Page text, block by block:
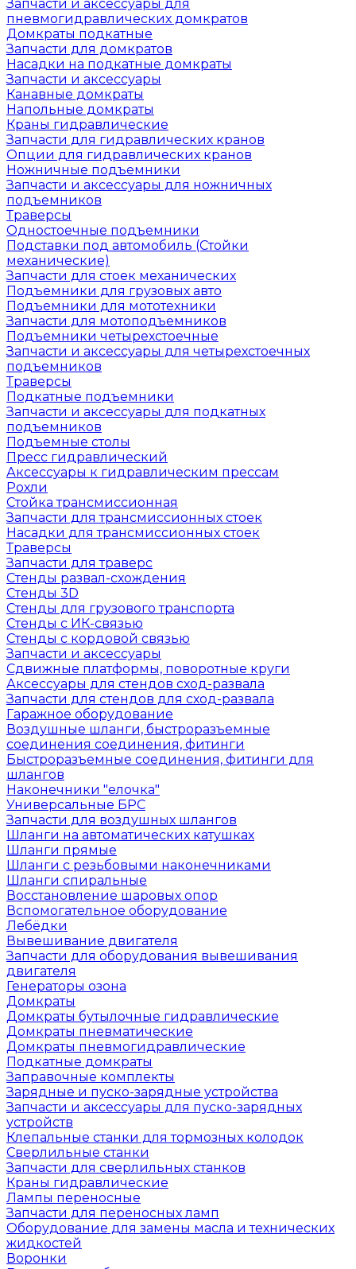
Запчасти и аксессуары для
пневмогидравлических домкратов
Домкраты подкатные
Запчасти для домкратов
Насадки на подкатные домкраты
Запчасти и аксессуары
Канавные домкраты
Напольные домкраты
Краны гидравлические
Запчасти для гидравлических кранов
Опции для гидравлических кранов
Ножничные подъемники
Запчасти и аксессуары для ножничных
подъемников
Траверсы
Одностоечные подъемники
Подставки под автомобиль (Стойки
механические)
Запчасти для стоек механических
Подъемники для грузовых авто
Подъемники для мототехники
Запчасти для мотоподъемников
Подъемники четырехстоечные
Запчасти и аксессуары для четырехстоечных
подъемников
Траверсы
Подкатные подъемники
Запчасти и аксессуары для подкатных
подъемников
Подъемные столы
Пресс гидравлический
Аксессуары к гидравлическим прессам
Рохли
Стойка трансмиссионная
Запчасти для трансмиссионных стоек
Насадки для трансмиссионных стоек
Траверсы
Запчасти для траверс
Стенды развал-схождения
Стенды 3D
Стенды для грузового транспорта
Стенды с ИК-связью
Стенды с кордовой связью
Запчасти и аксессуары
Сдвижные платформы, поворотные круги
Аксессуары для стендов сход-развала
Запчасти для стендов для сход-развала
Гаражное оборудование
Воздушные шланги, быстроразъемные
соединения соединения, фитинги
Быстроразъемные соединения, фитинги для
шлангов
Наконечники "елочка"
Универсальные БРС
Запчасти для воздушных шлангов
Шланги на автоматических катушках
Шланги прямые
Шланги с резьбовыми наконечниками
Шланги спиральные
Восстановление шаровых опор
Вспомогательное оборудование
Лебёдки
Вывешивание двигателя
Запчасти для оборудования вывешивания
двигателя
Генераторы озона
Домкраты
Домкраты бутылочные гидравлические
Домкраты пневматические
Домкраты пневмогидравлические
Подкатные домкраты
Заправочные комплекты
Зарядные и пуско-зарядные устройства
Запчасти и аксессуары для пуско-зарядных
устройств
Клепальные станки для тормозных колодок
Сверлильные станки
Запчасти для сверлильных станков
Краны гидравлические
Лампы переносные
Запчасти для переносных ламп
Оборудование для замены масла и технических
жидкостей
Воронки